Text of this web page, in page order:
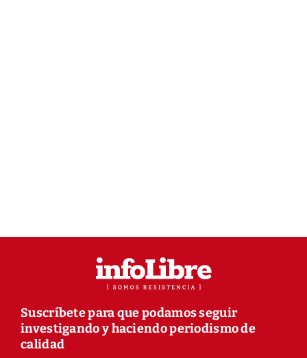
Suscríbete para que podamos seguir
investigando y haciendo periodismo de
calidad